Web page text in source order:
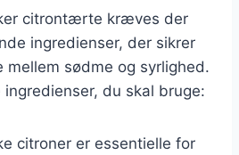
citrontærte kræves der
ingredienser, der sikrer
mellem sødme og syrlighed.
du skal bruge:
citroner er essentielle for